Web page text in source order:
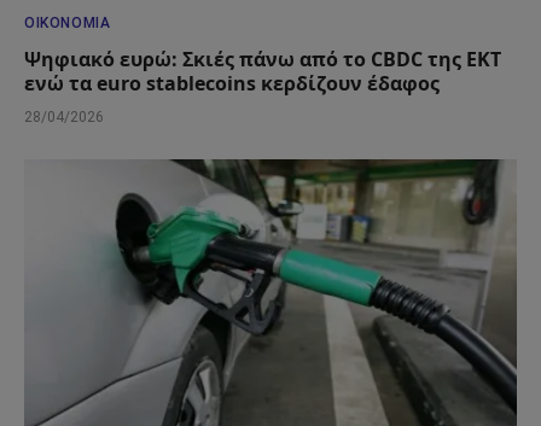
ΟΙΚΟΝΟΜΊΑ
Ψηφιακό ευρώ: Σκιές πάνω από το CBDC της ΕΚΤ
ενώ τα euro stablecoins κερδίζουν έδαφος
28/04/2026